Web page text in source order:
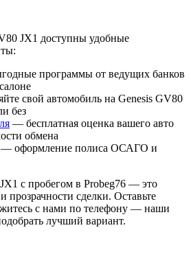
JX1 доступны удобные
программы от ведущих банков
свой автомобиль на Genesis GV80
без
— бесплатная оценка вашего авто
обмена
— оформление полиса ОСАГО и
с пробегом в Probeg76 — это
прозрачности сделки. Оставьте
с нами по телефону — наши
лучший вариант.